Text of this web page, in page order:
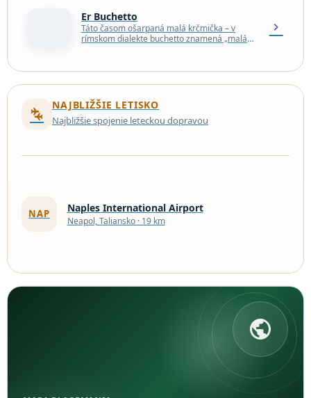
Er Buchetto
Táto časom ošarpaná malá krčmička – v
rímskom dialekte buchetto znamená „malá
chevron_right
connecting_airports
NAJBLIŽŠIE LETISKO
Najbližšie spojenie leteckou dopravou
NAP Naples International Airport
Neapol, Taliansko · 19 km
public